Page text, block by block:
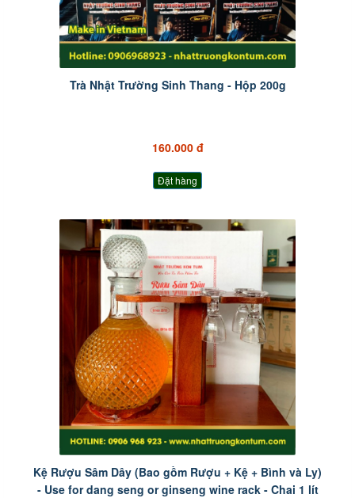
Trà Nhật Trường Sinh Thang - Hộp 200g
160.000 đ
Đặt hàng
Kệ Rượu Sâm Dây (Bao gồm Rượu + Kệ + Bình và Ly)
- Use for dang seng or ginseng wine rack - Chai 1 lít